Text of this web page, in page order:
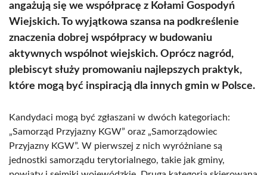
angażują się we współpracę z Kołami Gospodyń
Wiejskich. To wyjątkowa szansa na podkreślenie
znaczenia dobrej współpracy w budowaniu
aktywnych wspólnot wiejskich. Oprócz nagród,
plebiscyt służy promowaniu najlepszych praktyk,
które mogą być inspiracją dla innych gmin w Polsce.
Kandydaci mogą być zgłaszani w dwóch kategoriach:
„Samorząd Przyjazny KGW” oraz „Samorządowiec
Przyjazny KGW”. W pierwszej z nich wyróżniane są
jednostki samorządu terytorialnego, takie jak gminy,